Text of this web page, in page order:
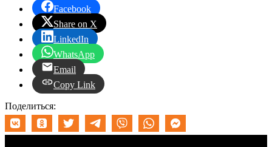
Facebook
Share on X
LinkedIn
WhatsApp
Email
Copy Link
Поделиться: